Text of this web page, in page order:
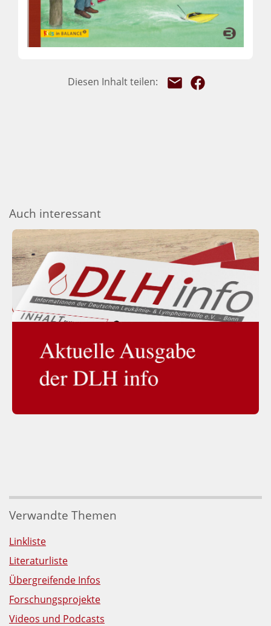
Auch interessant
Verwandte Themen
Linkliste
Literaturliste
Übergreifende Infos
Forschungsprojekte
Videos und Podcasts